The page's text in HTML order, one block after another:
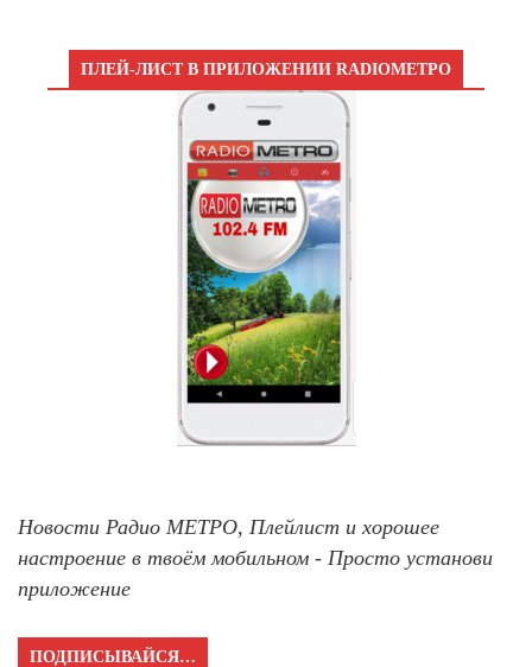
ПЛЕЙ-ЛИСТ В ПРИЛОЖЕНИИ RADIOМЕТРО
Новости Радио МЕТРО, Плейлист и хорошее
настроение в твоём мобильном - Просто установи
приложение
ПОДПИСЫВАЙСЯ…